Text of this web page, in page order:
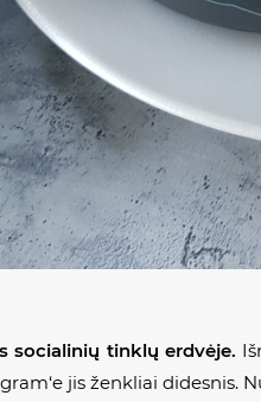
socialinių tinklų erdvėje.
jis ženkliai didesnis.